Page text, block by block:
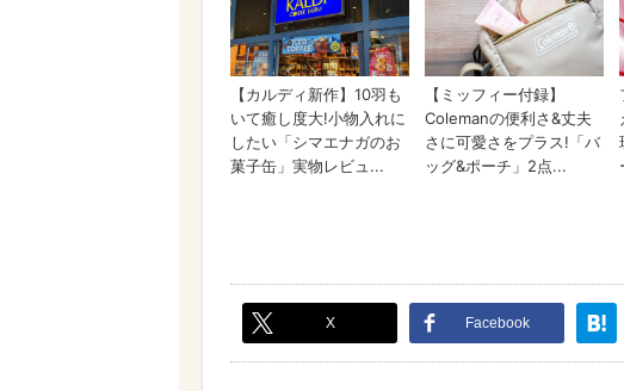
X Facebook